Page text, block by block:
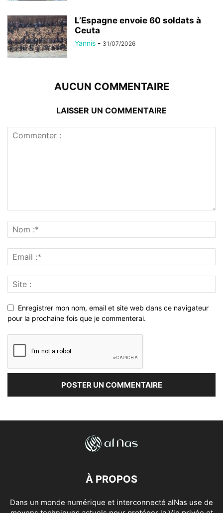
L’Espagne envoie 60 soldats à
Ceuta
Yannis - 31/07/2026
AUCUN COMMENTAIRE
LAISSER UN COMMENTAIRE
Enregistrer mon nom, email et site web dans ce navigateur
pour la prochaine fois que je commenterai.
À PROPOS
Dans un monde numérique et interconnecté alNas use de